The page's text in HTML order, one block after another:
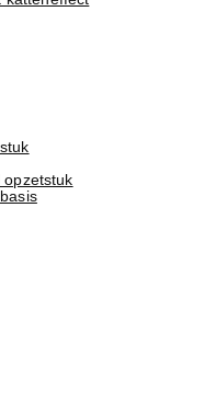
opzetstuk